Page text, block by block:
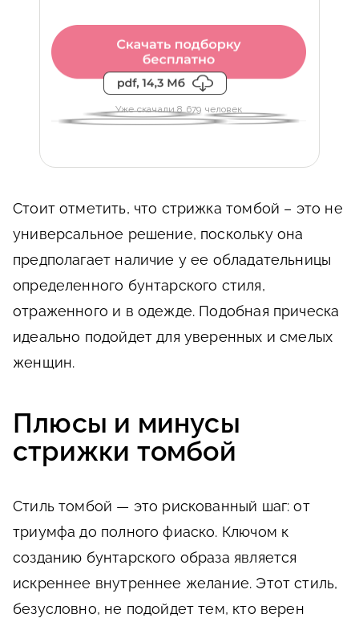
Уже скачали 8 679 человек
Стоит отметить, что стрижка томбой – это не
универсальное решение, поскольку она
предполагает наличие у ее обладательницы
определенного бунтарского стиля,
отраженного и в одежде. Подобная прическа
идеально подойдет для уверенных и смелых
женщин.
Плюсы и минусы
стрижки томбой
Стиль томбой — это рискованный шаг: от
триумфа до полного фиаско. Ключом к
созданию бунтарского образа является
искреннее внутреннее желание. Этот стиль,
безусловно, не подойдет тем, кто верен